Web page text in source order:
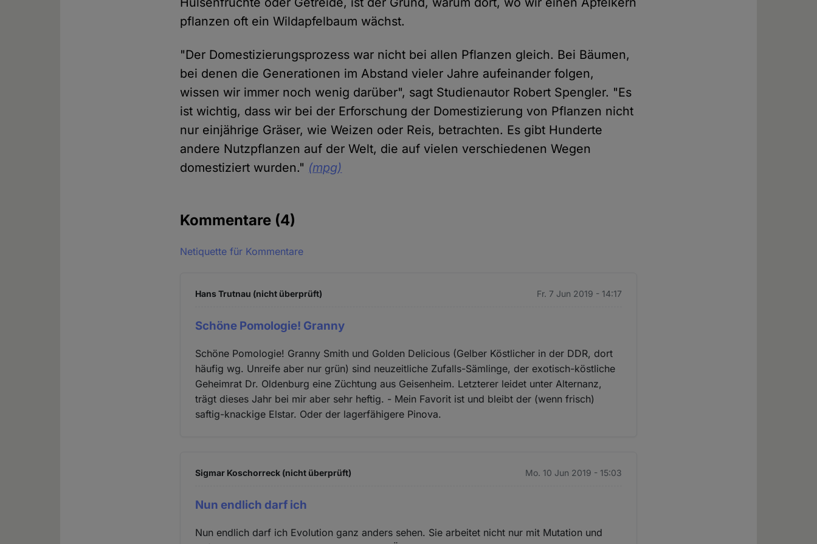
pflanzen oft ein Wildapfelbaum wächst.
"Der Domestizierungsprozess war nicht bei allen Pflanzen gleich. Bei Bäumen,
bei denen die Generationen im Abstand vieler Jahre aufeinander folgen,
wissen wir immer noch wenig darüber", sagt Studienautor Robert Spengler. "Es
ist wichtig, dass wir bei der Erforschung der Domestizierung von Pflanzen nicht
nur einjährige Gräser, wie Weizen oder Reis, betrachten. Es gibt Hunderte
andere Nutzpflanzen auf der Welt, die auf vielen verschiedenen Wegen
domestiziert wurden." (mpg)
Kommentare (4)
Netiquette für Kommentare
Hans Trutnau (nicht überprüft) Fr. 7 Jun 2019 - 14:17
Schöne Pomologie! Granny
Schöne Pomologie! Granny Smith und Golden Delicious (Gelber Köstlicher in der DDR, dort
häufig wg. Unreife aber nur grün) sind neuzeitliche Zufalls-Sämlinge, der exotisch-köstliche
Geheimrat Dr. Oldenburg eine Züchtung aus Geisenheim. Letzterer leidet unter Alternanz,
trägt dieses Jahr bei mir aber sehr heftig. - Mein Favorit ist und bleibt der (wenn frisch)
saftig-knackige Elstar. Oder der lagerfähigere Pinova.
Sigmar Koschorreck (nicht überprüft) Mo. 10 Jun 2019 - 15:03
Nun endlich darf ich
Nun endlich darf ich Evolution ganz anders sehen. Sie arbeitet nicht nur mit Mutation und